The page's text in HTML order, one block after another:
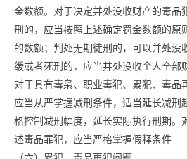
金数额。对于决定并处没收财产的毒品
刑的，应当按照上述确定罚金数额的原
的数额；判处无期徒刑的，可以并处没
缓或者死刑的，应当并处没收个人全部
对于具有毒枭、职业毒犯、累犯、毒品
应当从严掌握减刑条件，适当延长减刑
格控制减刑幅度，延长实际执行刑期。
述毒品罪犯，应当严格掌握假释条件